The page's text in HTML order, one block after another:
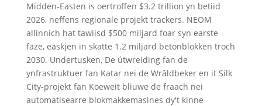
Midden-Easten is oertroffen $3.2 trillion yn betiid
2026, neffens regionale projekt trackers. NEOM
allinnich hat tawiisd $500 miljard foar syn earste
faze, easkjen in skatte 1.2 miljard betonblokken troch
2030. Undertusken, De útwreiding fan de
ynfrastruktuer fan Katar nei de Wrâldbeker en it Silk
City-projekt fan Koeweit bliuwe de fraach nei
automatisearre blokmakkemasines dy't kinne